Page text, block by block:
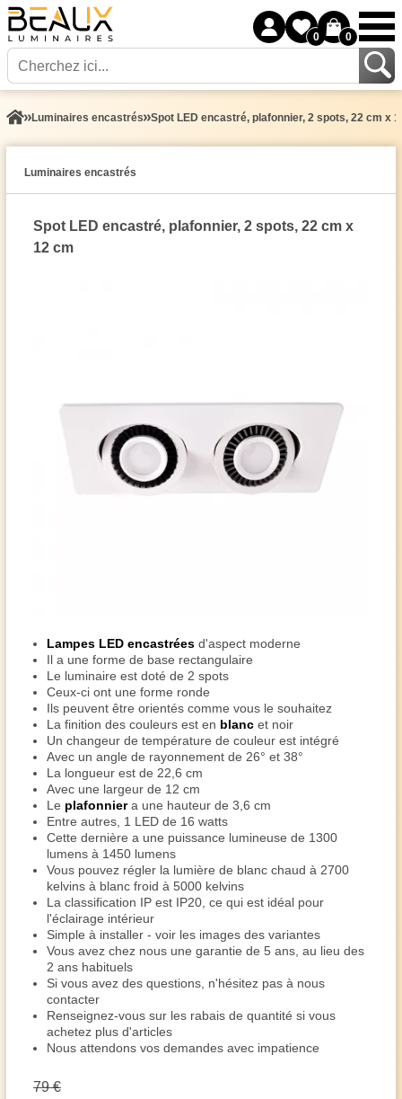
0 0
Luminaires encastrés Spot LED encastré, plafonnier, 2 spots, 22 cm x
Luminaires encastrés
Spot LED encastré, plafonnier, 2 spots, 22 cm x
12 cm
Lampes LED encastrées d'aspect moderne
Il a une forme de base rectangulaire
Le luminaire est doté de 2 spots
Ceux-ci ont une forme ronde
Ils peuvent être orientés comme vous le souhaitez
La finition des couleurs est en blanc et noir
Un changeur de température de couleur est intégré
Avec un angle de rayonnement de 26° et 38°
La longueur est de 22,6 cm
Avec une largeur de 12 cm
Le plafonniera une hauteur de 3,6 cm
Entre autres, 1 LED de 16 watts
Cette dernière a une puissance lumineuse de 1300
lumens à 1450 lumens
Vous pouvez régler la lumière de blanc chaud à 2700
kelvins à blanc froid à 5000 kelvins
La classification IP est IP20, ce qui est idéal pour
l'éclairage intérieur
Simple à installer - voir les images des variantes
Vous avez chez nous une garantie de 5 ans, au lieu des
2 ans habituels
Si vous avez des questions, n'hésitez pas à nous
contacter
Renseignez-vous sur les rabais de quantité si vous
achetez plus d'articles
Nous attendons vos demandes avec impatience
79 €